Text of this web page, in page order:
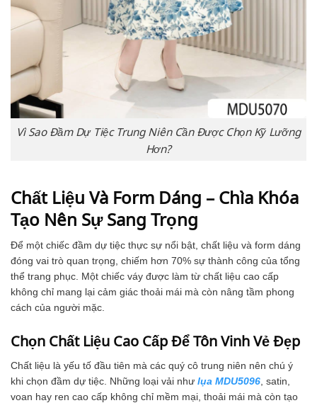
Vì Sao Đầm Dự Tiệc Trung Niên Cần Được Chọn Kỹ Lưỡng
Hơn?
Chất Liệu Và Form Dáng – Chìa Khóa
Tạo Nên Sự Sang Trọng
Để một chiếc đầm dự tiệc thực sự nổi bật, chất liệu và form dáng
đóng vai trò quan trọng, chiếm hơn 70% sự thành công của tổng
thể trang phục. Một chiếc váy được làm từ chất liệu cao cấp
không chỉ mang lại cảm giác thoải mái mà còn nâng tầm phong
cách của người mặc.
Chọn Chất Liệu Cao Cấp Để Tôn Vinh Vẻ Đẹp
Chất liệu là yếu tố đầu tiên mà các quý cô trung niên nên chú ý
khi chọn đầm dự tiệc. Những loại vải như lụa MDU5096 , satin,
voan hay ren cao cấp không chỉ mềm mại, thoải mái mà còn tạo